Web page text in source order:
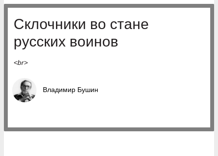
Склочники во стане
русских воинов
<br>
Владимир Бушин